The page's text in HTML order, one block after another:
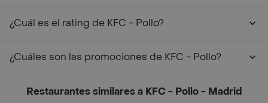
¿Cuál es el rating de KFC - Pollo?
¿Cuáles son las promociones de KFC - Pollo?
Restaurantes similares a KFC - Pollo - Madrid